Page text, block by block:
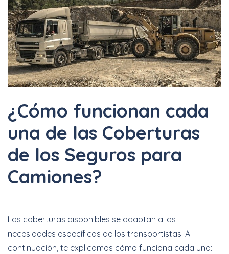
¿Cómo funcionan cada
una de las Coberturas
de los Seguros para
Camiones?
Las coberturas disponibles se adaptan a las
necesidades específicas de los transportistas. A
continuación, te explicamos cómo funciona cada una: